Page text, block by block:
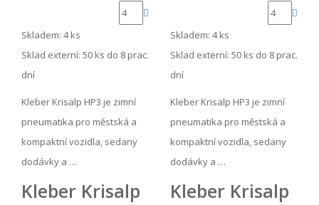
Skladem: 4 ks
Sklad externí: 50 ks do 8 prac.
dní
Kleber Krisalp HP3 je zimní
pneumatika pro městská a
kompaktní vozidla, sedany
dodávky a …
Skladem: 4 ks
Sklad externí: 50 ks do 8 prac.
dní
Kleber Krisalp HP3 je zimní
pneumatika pro městská a
kompaktní vozidla, sedany
dodávky a …
Kleber Krisalp Kleber Krisalp